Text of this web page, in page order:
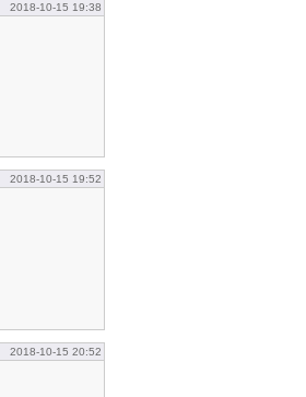
2018-10-15 19:38
2018-10-15 19:52
2018-10-15 20:52